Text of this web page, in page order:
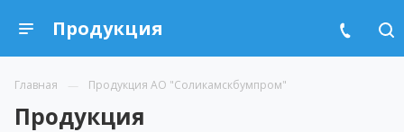
Продукция
Главная Продукция АО "Соликамскбумпром"
Продукция